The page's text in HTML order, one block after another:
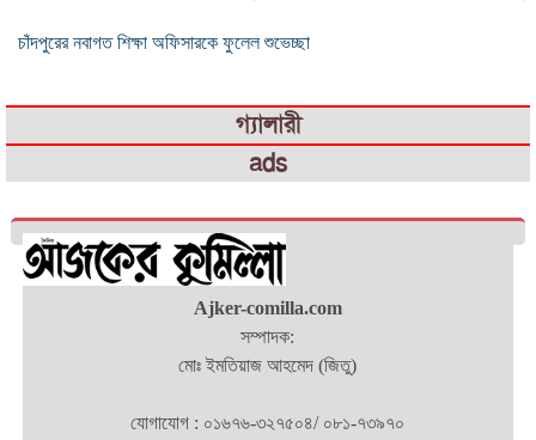
চাঁদপুরের নবাগত শিক্ষা অফিসারকে ফুলেল শুভেচ্ছা
গ্যালারী
ads
Ajker-comilla.com
সম্পাদক:
মোঃ ইমতিয়াজ আহমেদ (জিতু)
যোগাযোগ : ০১৬৭৬-৩২৭৫০৪/ ০৮১-৭৩৯৭০